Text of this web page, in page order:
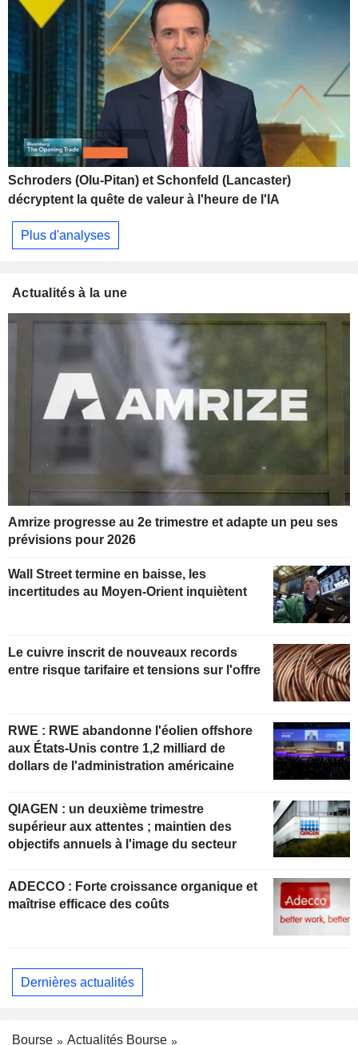
Schroders (Olu-Pitan) et Schonfeld (Lancaster)
décryptent la quête de valeur à l'heure de l'IA
Plus d'analyses
Actualités à la une
Amrize progresse au 2e trimestre et adapte un peu ses
prévisions pour 2026
Wall Street termine en baisse, les
incertitudes au Moyen-Orient inquiètent
Le cuivre inscrit de nouveaux records
entre risque tarifaire et tensions sur l'offre
RWE : RWE abandonne l'éolien offshore
aux États-Unis contre 1,2 milliard de
dollars de l'administration américaine
QIAGEN : un deuxième trimestre
supérieur aux attentes ; maintien des
objectifs annuels à l'image du secteur
ADECCO : Forte croissance organique et
maîtrise efficace des coûts
Dernières actualités
Bourse
Actualités Bourse